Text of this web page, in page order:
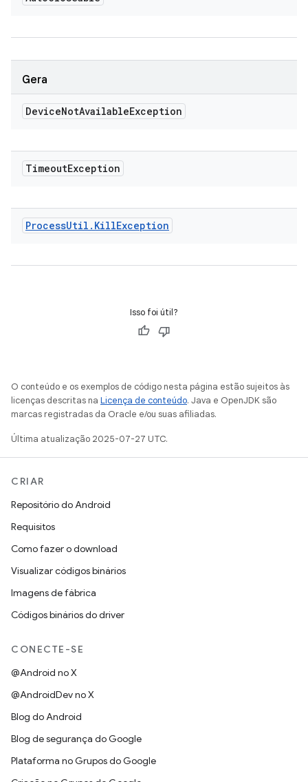
Gera
DeviceNotAvailableException
TimeoutException
ProcessUtil . KillException
Isso foi útil?
O conteúdo e os exemplos de código nesta página estão sujeitos às
licenças descritas na Licença de conteúdo. Java e OpenJDK são
marcas registradas da Oracle e/ou suas afiliadas.
Última atualização 2025-07-27 UTC.
CRIAR
Repositório do Android
Requisitos
Como fazer o download
Visualizar códigos binários
Imagens de fábrica
Códigos binários do driver
CONECTE-SE
@Android no X
@AndroidDev no X
Blog do Android
Blog de segurança do Google
Plataforma no Grupos do Google